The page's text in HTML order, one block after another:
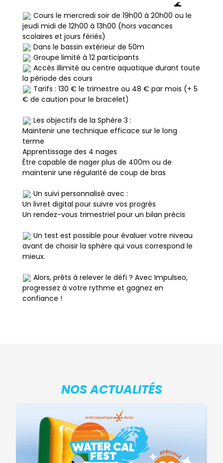
Cours le mercredi soir de 19h00 à 20h00 ou le
jeudi midi de 12h00 à 13h00 (hors vacances
scolaires et jours fériés)
Dans le bassin extérieur de 50m
Groupe limité à 12 participants
Accès illimité au centre aquatique durant toute
la période des cours
Tarifs : 130 € le trimestre ou 48 € par mois (+ 5
€ de caution pour le bracelet)
Les objectifs de la Sphère 3 :
Maintenir une technique efficace sur le long
terme
Apprentissage des 4 nages
Être capable de nager plus de 400m ou de
maintenir une régularité de coup de bras
Un suivi personnalisé avec :
Un livret digital pour suivre vos progrès
Un rendez-vous trimestriel pour un bilan précis
Un test est possible pour évaluer votre niveau
avant de choisir la sphère qui vous correspond le
mieux.
Alors, prêts à relever le défi ? Avec Impulseo,
progressez à votre rythme et gagnez en
confiance !
NOS ACTUALITÉS